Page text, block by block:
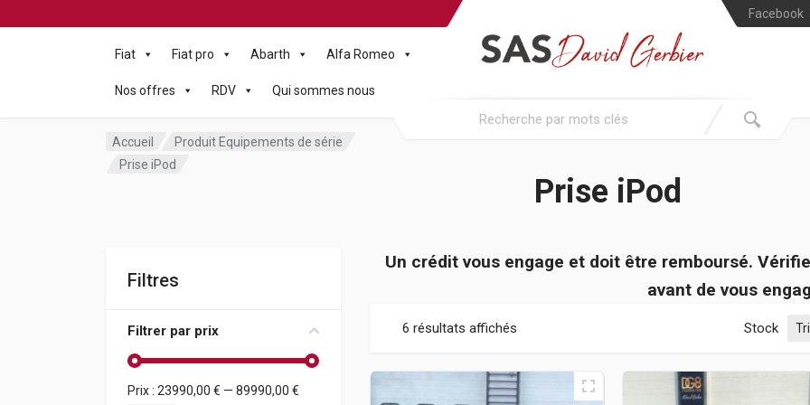
Facebook
Fiat Fiat pro Abarth Alfa Romeo
Nos offres RDV Qui sommes nous
Accueil
Produit Equipements de série
Prise iPod
Prise iPod
Filtres
Filtrer par prix
Prix : 23990,00 € — 89990,00 €
Un crédit vous engage et doit être remboursé.
avant de vous
6 résultats affichés Stock